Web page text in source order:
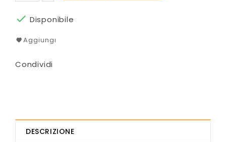
 Disponibile
Aggiungi
Condividi
DESCRIZIONE